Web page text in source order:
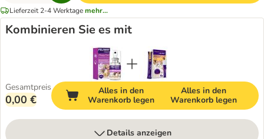
Lieferzeit 2-4 Werktagemehr...
Kombinieren Sie es mit
Gesamtpreis
0,00 €
Alles in den
Warenkorb legen
Alles in den
Warenkorb legen
Details anzeigen